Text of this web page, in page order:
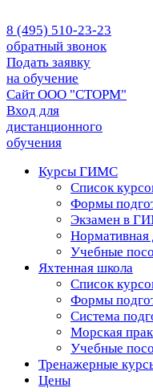
8 (495) 510-23-23
обратный звонок
Подать заявку
на обучение
Сайт ООО "СТОРМ"
Вход для
дистанционного
обучения
Курсы ГИМС
Список
Формы
Экзамен в
Нормативная
Учебные
Яхтенная школа
Список
Формы
Cистема
Морская
Учебные
Тренажерные
Цены